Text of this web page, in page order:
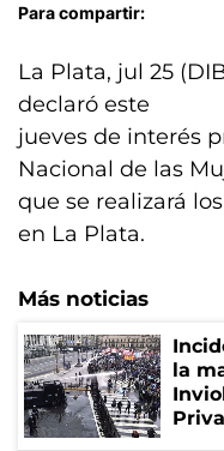
Para compartir:
La Plata, jul 25
declaró este
jueves de interés
Nacional de las
que se realizará
en La Plata.
Más noticias
la